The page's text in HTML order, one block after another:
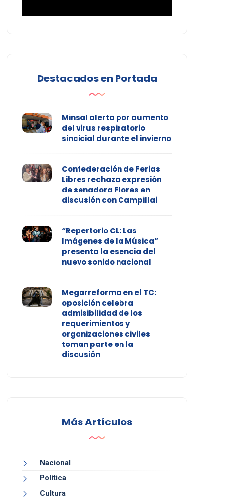
Destacados en Portada
Minsal alerta por aumento
del virus respiratorio
sincicial durante el invierno
Confederación de Ferias
Libres rechaza expresión
de senadora Flores en
discusión con Campillai
“Repertorio CL: Las
Imágenes de la Música”
presenta la esencia del
nuevo sonido nacional
Megarreforma en el TC:
oposición celebra
admisibilidad de los
requerimientos y
organizaciones civiles
toman parte en la
discusión
Más Artículos
Nacional
Política
Cultura